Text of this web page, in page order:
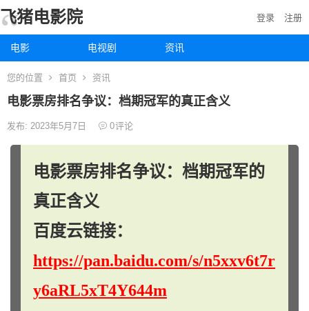
飞猪电影院
电影 电视剧 资讯
登录 注册
您的位置 首页 资讯
电影票房排名争议：档期冠军的真正含义
发布: 2023年5月7日 0评论
电影票房排名争议：档期冠军的
真正含义
百度云链接：
https://pan.baidu.com/s/n5xxv6t7r
y6aRL5xT4Y644m